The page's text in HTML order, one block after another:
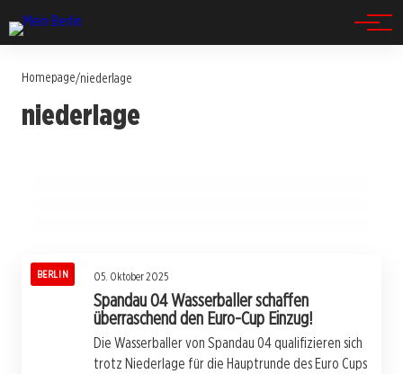
Homepage/niederlage
niederlage
07. Dezember 2025
Spandau verliert das Spitzenspiel: Was
21. Oktober 2025
Blau-Weiss dominiert Spandauer Derby: 9:0-
20. Oktober 2025
BERLIN 05. Oktober 2025
Spandau 04 Wasserballer schaffen
überraschend den Euro-Cup Einzug!
Die Wasserballer von Spandau 04 qualifizieren sich
trotz Niederlage für die Hauptrunde des Euro Cups